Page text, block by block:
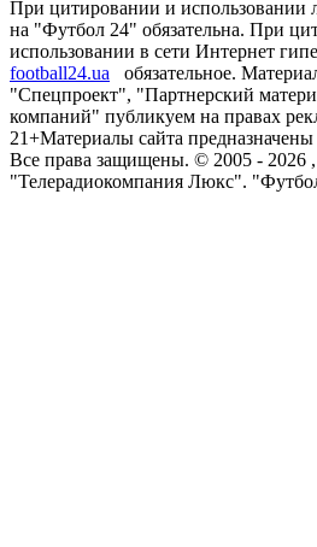
При цитировании и использовании
на "Футбол 24" обязательна. При
использовании в сети Интернет
football24.ua
обязательное.
"Спецпроект", "Партнерский
компаний" публикуем на правах
21+Материалы сайта
Все права защищены. © 2005 - 2026
"Телерадиокомпания Люкс".